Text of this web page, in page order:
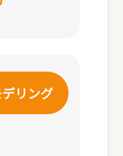
リング